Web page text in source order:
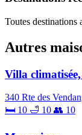
Toutes destinations
Autres
Villa
340 Rte des
🛏 10 🛁 10 👥 10